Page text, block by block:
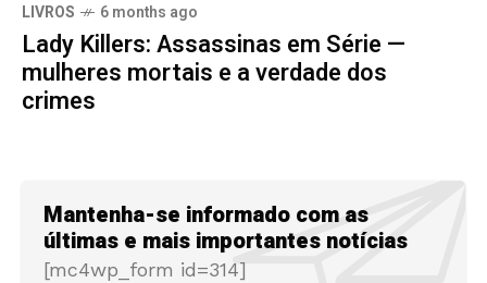
LIVROS 6 months ago
Lady Killers: Assassinas em Série —
mulheres mortais e a verdade dos
crimes
Mantenha-se informado com as
últimas e mais importantes notícias
[mc4wp_form id=314]